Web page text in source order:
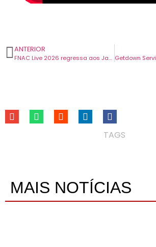
ANTERIOR
FNAC Live 2026 regressa aos Jardins da Torre de Belém. E continua gratuito.
TAGS
MAIS NOTÍCIAS